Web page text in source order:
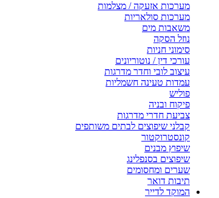
מערכות אזעקה / מצלמות
מערכות סולאריות
משאבות מים
נוזל הסקה
סימוני חניות
עורכי דין / נוטוריונים
עיצוב לובי וחדר מדרגות
עמדות טעינה חשמליות
פוליש
פיקוח ובניה
צביעת חדרי מדרגות
קבלני שיפוצים לבתים משותפים
קונסטרוקטור
שיפוץ מבנים
שיפוצים בסנפלינג
שערים ומחסומים
תיבות דואר
המוקד לדייר